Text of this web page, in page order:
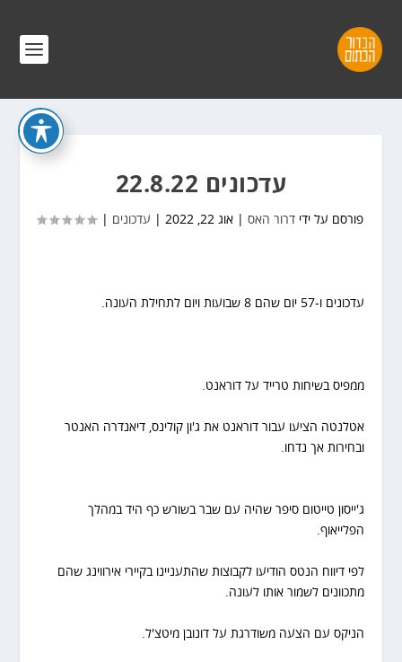
עדכונים 22.8.22
פורסם על ידי דרור האס אוג 22, 2022 עדכונים
עדכונים ו-57 יום שהם 8 שבועות ויום לתחילת העונה.
ממפיס בשיחות טרייד על דוראנט.
אטלנטה הציעו עבור דוראנט את ג'ון קולינס, דיאנדרה האנטר
ובחירות אך נדחו.
ג'ייסון טייטום סיפר שהיה עם שבר בשורש כף היד במהלך
הפלייאוף.
לפי דיווח הנטס הודיעו לקבוצות שהתעניינו בקיירי אירווינג שהם
מתכוונים לשמור אותו לעונה.
הניקס עם הצעה משודרגת על דונובן מיטצ'ל.